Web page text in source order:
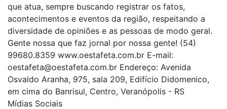
que atua, sempre buscando registrar os fatos,
acontecimentos e eventos da região, respeitando a
diversidade de opiniões e as pessoas de modo geral.
Gente nossa que faz jornal por nossa gente! (54)
99680.8359 www.oestafeta.com.br E-mail:
oestafeta@oestafeta.com.br Endereço: Avenida
Osvaldo Aranha, 975, sala 209, Edifício Didomenico,
em cima do Banrisul, Centro, Veranópolis - RS
Mídias Sociais